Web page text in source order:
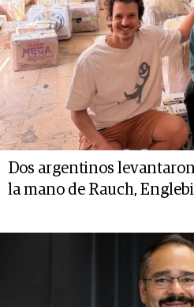
Dos argentinos
la mano de Rauch,